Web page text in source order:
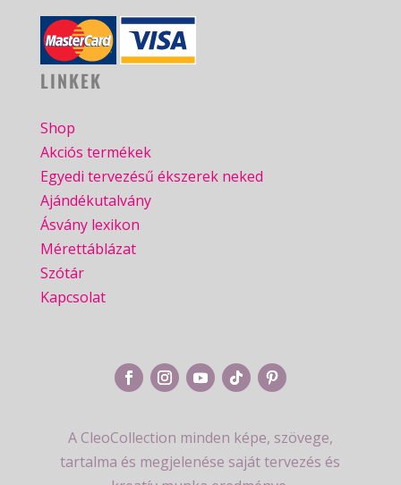
LINKEK
Shop
Akciós termékek
Egyedi tervezésű ékszerek neked
Ajándékutalvány
Ásvány lexikon
Mérettáblázat
Szótár
Kapcsolat
A CleoCollection minden képe, szövege,
tartalma és megjelenése saját tervezés és